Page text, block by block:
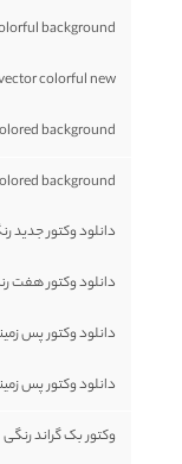
background
colorful new
background
background
دانلود وکتور جدید
دانلود وکتور هفت
دانلود وکتور پس
دانلود وکتور پس
وکتور بک گراند رنگی